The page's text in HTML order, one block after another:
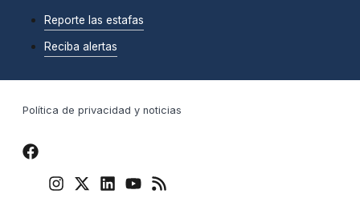
Reporte las estafas
Reciba alertas
Política de privacidad y noticias